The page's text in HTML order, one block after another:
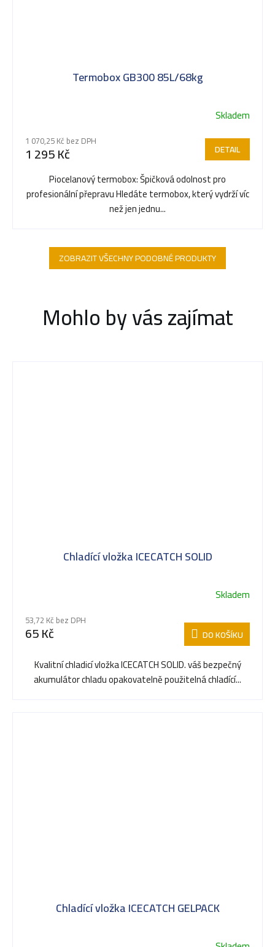
Termobox GB300 85L/68kg
Skladem
1 070,25 Kč bez DPH
1 295 Kč DETAIL
Piocelanový termobox: Špičková odolnost pro
profesionální přepravu Hledáte termobox, který vydrží víc
než jen jednu...
ZOBRAZIT VŠECHNY PODOBNÉ PRODUKTY
Mohlo by vás zajímat
Chladící vložka ICECATCH SOLID
Skladem
53,72 Kč bez DPH
65 Kč DO KOŠÍKU
Kvalitní chladicí vložka ICECATCH SOLID. váš bezpečný
akumulátor chladu opakovatelně použitelná chladící...
Chladící vložka ICECATCH GELPACK